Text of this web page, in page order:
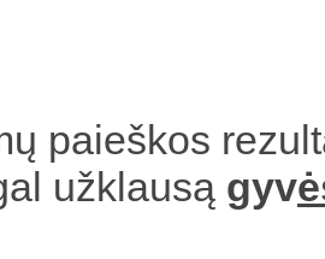
paieškos
užklausą gyv